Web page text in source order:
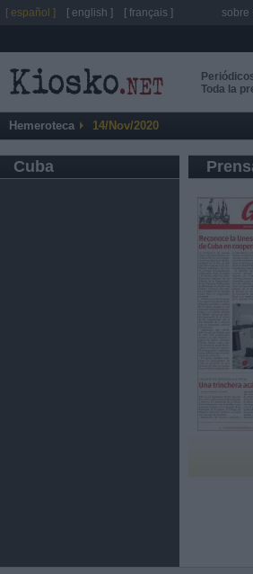
Toda la
Hemeroteca 14/Nov/2020
Cuba
[ español ] [ english ] [ français ] sobre